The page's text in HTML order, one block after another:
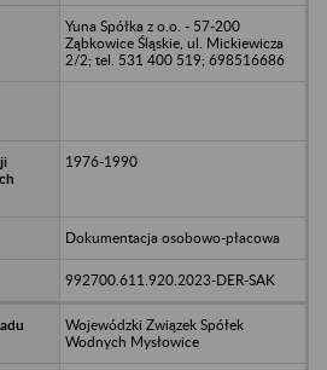
Yuna Spółka z o.o. - 57-200
Ząbkowice Śląskie, ul. Mickiewicza
2/2; tel. 531 400 519; 698516686
1976-1990
Dokumentacja osobowo-płacowa
992700.611.920.2023-DER-SAK
Wojewódzki Związek Spółek
Wodnych Mysłowice